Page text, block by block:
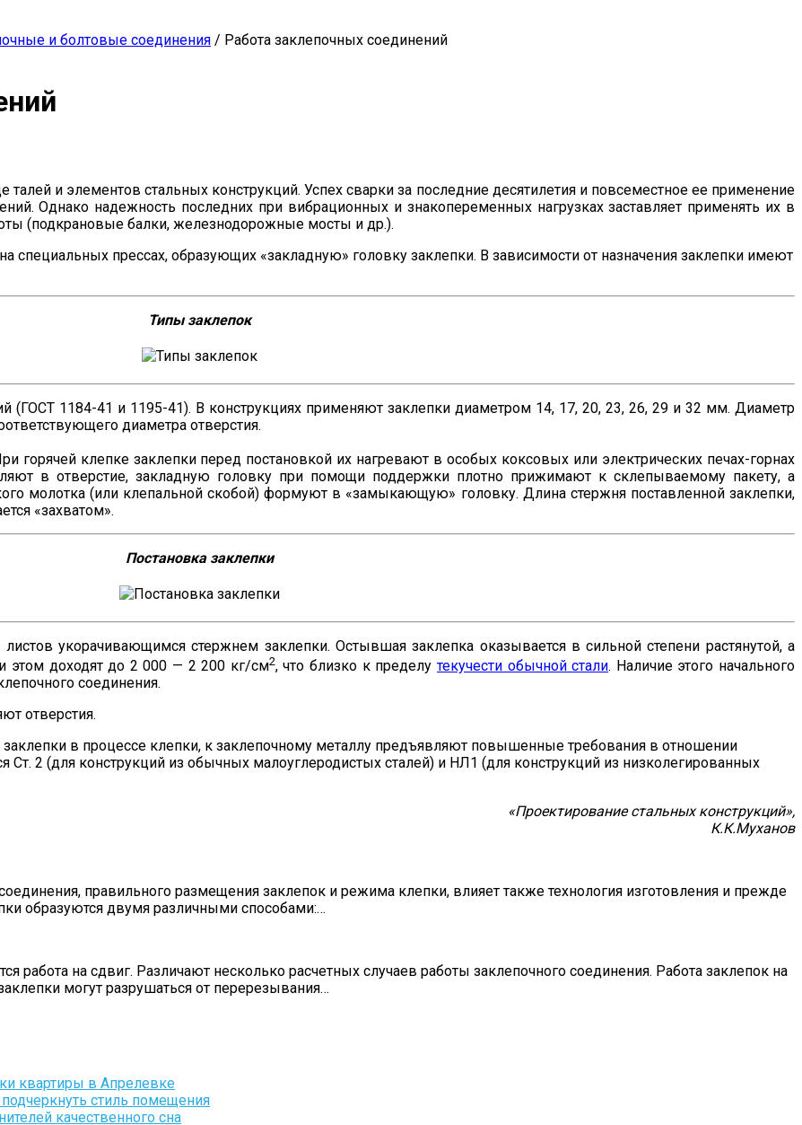
и болтовые соединения / Работа заклепочных соединений
талей и элементов стальных конструкций. Успех сварки за последние десятилетия и повсеместное ее применение
Однако надежность последних при вибрационных и знакопеременных нагрузках заставляет применять их в
(подкрановые балки, железнодорожные мосты и др.).
специальных прессах, образующих «закладную» головку заклепки. В зависимости от назначения заклепки имеют
Типы заклепок
(ГОСТ 1184-41 и 1195-41). В конструкциях применяют заклепки диаметром 14, 17, 20, 23, 26, 29 и 32 мм. Диаметр
диаметра отверстия.
горячей клепке заклепки перед постановкой их нагревают в особых коксовых или электрических печах-горнах
в отверстие, закладную головку при помощи поддержки плотно прижимают к склепываемому пакету, а
молотка (или клепальной скобой) формуют в «замыкающую» головку. Длина стержня поставленной заклепки,
«захватом».
Постановка заклепки
укорачивающимся стержнем заклепки. Остывшая заклепка оказывается в сильной степени растянутой, а
этом доходят до 2 000 — 2 200 кг/см2, что близко к пределутекучести обычной стали. Наличие этого начального
соединения.
отверстия.
в процессе клепки, к заклепочному металлу предъявляют повышенные требования в отношении
2 (для конструкций из обычных малоуглеродистых сталей) и НЛ1 (для конструкций из низколегированных
«Проектирование стальных конструкций»,
К.К.Муханов
правильного размещения заклепок и режима клепки, влияет также технология изготовления и прежде
образуются двумя различными способами:…
работа на сдвиг. Различают несколько расчетных случаев работы заклепочного соединения. Работа заклепок на
могут разрушаться от перерезывания…
квартиры в Апрелевке
стиль помещения
качественного сна